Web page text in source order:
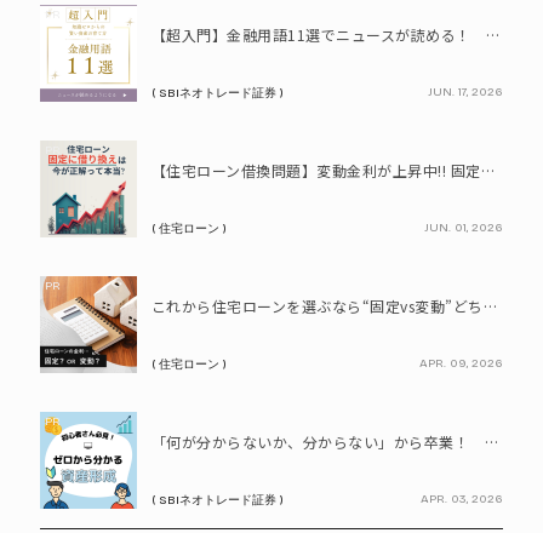
PR
【超入門】金融用語11選でニュースが読める！ 知識ゼロからの賢い資産の育て方
( SBIネオトレード証券 ) JUN. 17, 2026
【住宅ローン借換問題】変動金利が上昇中!! 固定に借り換えるなら今が正解って本当? シミュレーションで比較してみよう
( 住宅ローン ) JUN. 01, 2026
PR
これから住宅ローンを選ぶなら“固定vs変動”どちらが正解? 9割が利用したいと答えた「いま決めなくてもいい」ローンとは!?
( 住宅ローン ) APR. 09, 2026
PR
「何が分からないか、分からない」から卒業！ SBIネオトレード証券で学ぶ、はじめての資産形成
( SBIネオトレード証券 ) APR. 03, 2026